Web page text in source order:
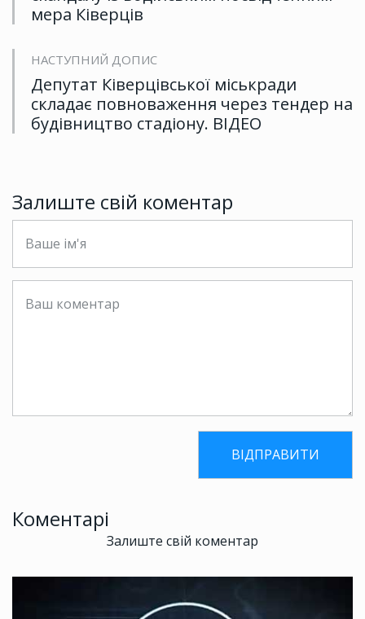
мера Ківерців
НАСТУПНИЙ ДОПИС
Депутат Ківерцівської міськради
складає повноваження через тендер на
будівництво стадіону. ВІДЕО
Залиште свій коментар
Коментарі
Залиште свій коментар